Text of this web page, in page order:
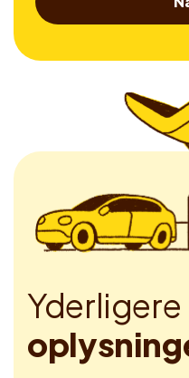
Yderligere
oplysning